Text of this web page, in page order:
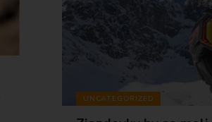
UNCATEGORIZED